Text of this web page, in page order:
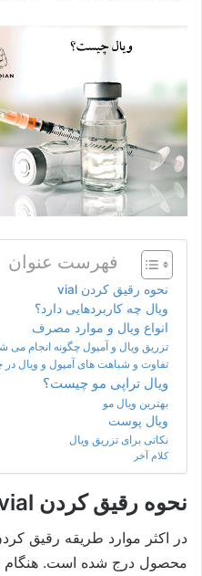
فهرست عنوان
نحوه رقیق کردن vial
ویال چه کاربردهایی دارد؟
انواع ویال و موارد مصرف
تزریق ویال و آمپول چگونه انجام می
تفاوت و شباهت های آمپول و ویال
ویال تراپی مو چیست؟
بهترین ویال مو
ویال پوست
نکاتی برای تزریق ویال
کلام آخر
نحوه رقیق کردن vial
در اکثر موارد طریقه رقیق
محصول درج شده است. هنگام